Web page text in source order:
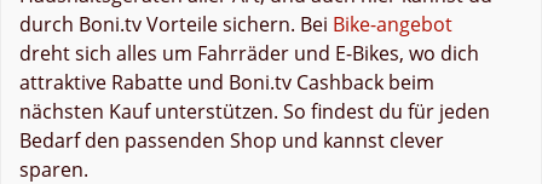
durch Boni.tv Vorteile sichern. Bei Bike-angebot
dreht sich alles um Fahrräder und E-Bikes, wo dich
attraktive Rabatte und Boni.tv Cashback beim
nächsten Kauf unterstützen. So findest du für jeden
Bedarf den passenden Shop und kannst clever
sparen.